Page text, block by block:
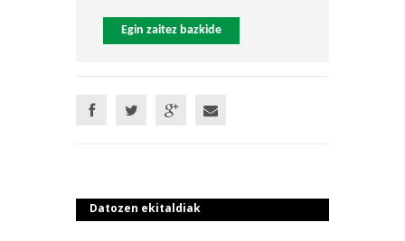
Egin zaitez bazkide
Datozen ekitaldiak